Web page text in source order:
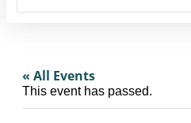
« All Events
This event has passed.